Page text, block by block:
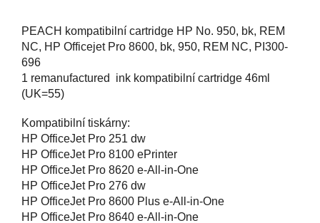
PEACH kompatibilní cartridge HP No. 950, bk, REM
NC, HP Officejet Pro 8600, bk, 950, REM NC, PI300-
696
1 remanufactured ink kompatibilní cartridge 46ml
(UK=55)
Kompatibilní tiskárny:
HP OfficeJet Pro 251 dw
HP OfficeJet Pro 8100 ePrinter
HP OfficeJet Pro 8620 e-All-in-One
HP OfficeJet Pro 276 dw
HP OfficeJet Pro 8600 Plus e-All-in-One
HP OfficeJet Pro 8640 e-All-in-One